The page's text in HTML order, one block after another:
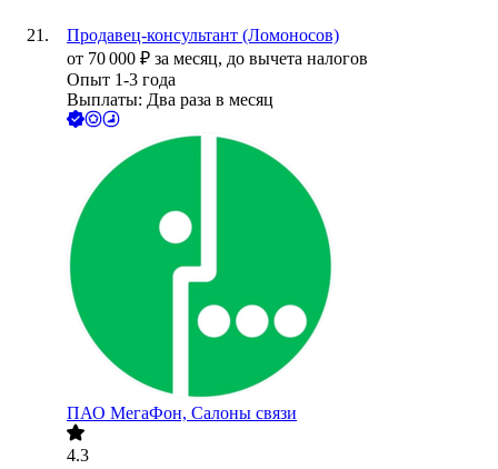
Продавец-консультант (Ломоносов)
от 70 000 ₽ за месяц, до вычета налогов
Опыт 1-3 года
Выплаты: Два раза в месяц
ПАО МегаФон, Салоны связи
4.3